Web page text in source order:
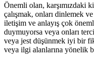
Önemli olan, karşımızdaki
çalışmak, onları dinlemek
iletişim ve anlayış çok
duymuyorsa veya onları
veya jest düşünmek iyi bir
veya ilgi alanlarına yönelik